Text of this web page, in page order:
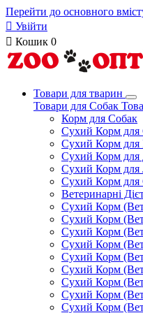
Перейти до основного
 Увійти
 Кошик 0
Товари для тварин
Товари для Собак
Корм для Собак
Сухий Корм для
Сухий Корм для
Сухий Корм для
Сухий Корм для
Сухий Корм для
Ветеринарні
Сухий Корм
Сухий Корм
Сухий Корм
Сухий Корм
Сухий Корм
Сухий Корм
Сухий Корм
Сухий Корм
Сухий Корм